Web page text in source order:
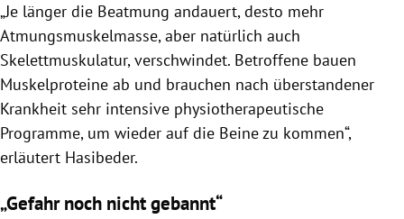
Behauptung: Es war überzogen,
Intensivkapazitäten auszubauen und
freizumachen, zum Beispiel durch Verschiebung
elektiver Operationen. Die Intensivstationen
„Je länger die Beatmung andauert, desto mehr
Atmungsmuskelmasse, aber natürlich auch
Skelettmuskulatur, verschwindet. Betroffene bauen
Muskelproteine ab und brauchen nach überstandener
Krankheit sehr intensive physiotherapeutische
Programme, um wieder auf die Beine zu kommen“,
erläutert Hasibeder.
„Gefahr noch nicht gebannt“